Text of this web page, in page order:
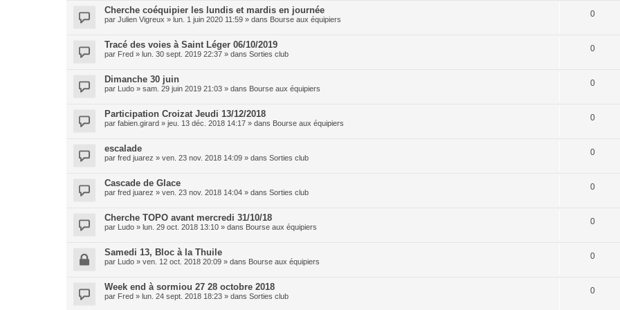
Cherche coéquipier les lundis et mardis en journée
par Julien Vigreux » lun. 1 juin 2020 11:59 » dans Bourse aux équipiers
0
Tracé des voies à Saint Léger 06/10/2019
par Fred » lun. 30 sept. 2019 22:37 » dans Sorties club
0
Dimanche 30 juin
par Ludo » sam. 29 juin 2019 21:03 » dans Bourse aux équipiers
0
Participation Croizat Jeudi 13/12/2018
par fabien.girard » jeu. 13 déc. 2018 14:17 » dans Bourse aux équipiers
0
escalade
par fred juarez » ven. 23 nov. 2018 14:09 » dans Sorties club
0
Cascade de Glace
par fred juarez » ven. 23 nov. 2018 14:04 » dans Sorties club
0
Cherche TOPO avant mercredi 31/10/18
par Ludo » lun. 29 oct. 2018 13:10 » dans Bourse aux équipiers
0
Samedi 13, Bloc à la Thuile
par Ludo » ven. 12 oct. 2018 20:09 » dans Bourse aux équipiers
0
Week end à sormiou 27 28 octobre 2018
par Fred » lun. 24 sept. 2018 18:23 » dans Sorties club
0